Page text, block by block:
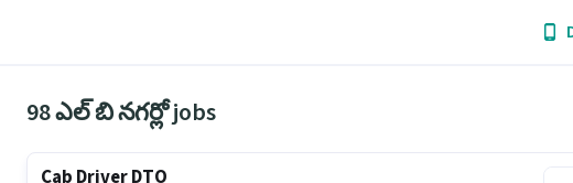
98 ఎల్ బి నగర్లో jobs
Cab Driver DTO